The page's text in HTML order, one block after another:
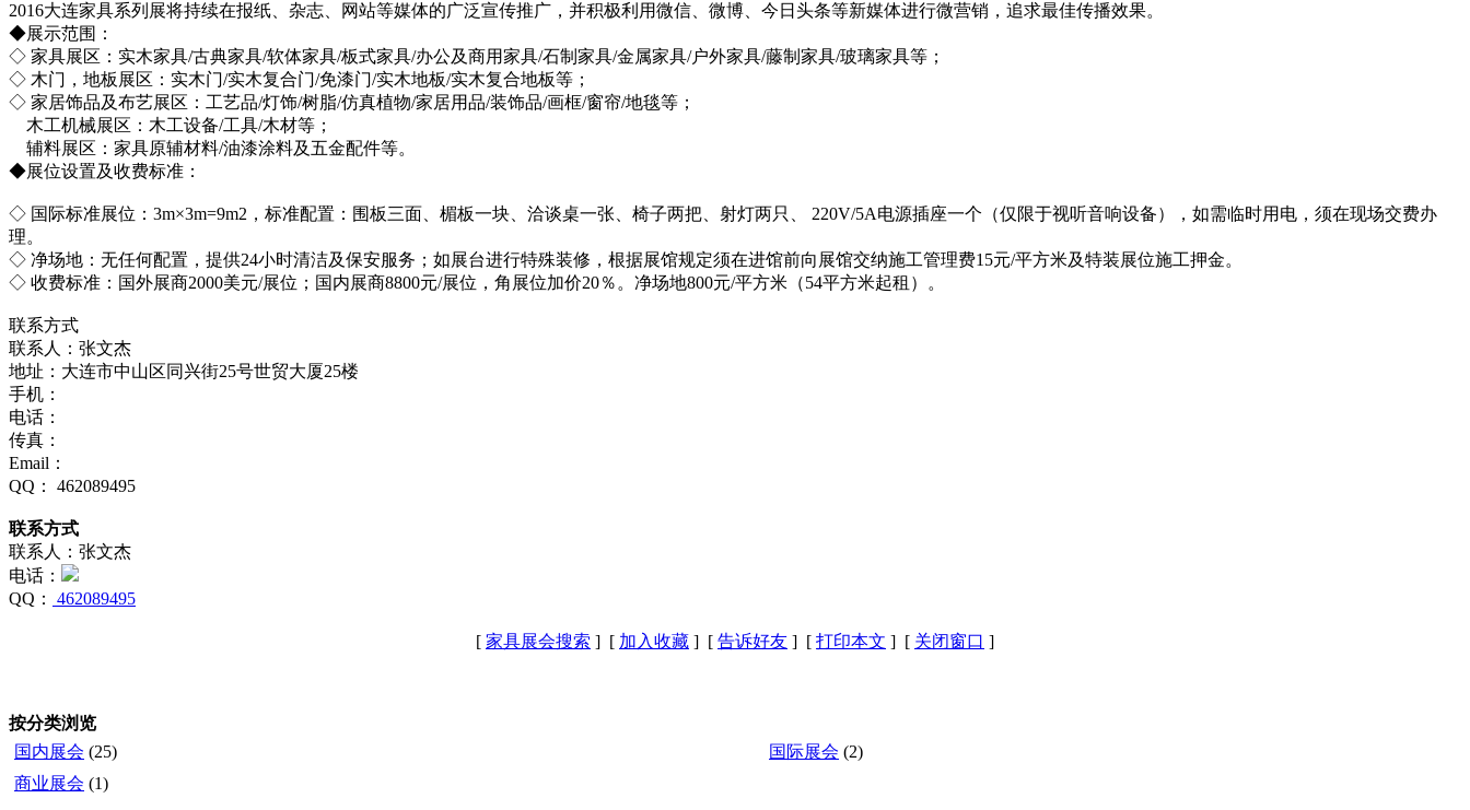
2016大连家具系列展将持续在报纸、杂志、网站等媒体的广泛宣传推广，并积极利用微信、微博、今日头条等新媒体进行微营销，追求最佳传播效果。
◆展示范围：
◇ 家具展区：实木家具/古典家具/软体家具/板式家具/办公及商用家具/石制家具/金属家具/户外家具/藤制家具/玻璃家具等；
◇ 木门，地板展区：实木门/实木复合门/免漆门/实木地板/实木复合地板等；
◇ 家居饰品及布艺展区：工艺品/灯饰/树脂/仿真植物/家居用品/装饰品/画框/窗帘/地毯等；
木工机械展区：木工设备/工具/木材等；
辅料展区：家具原辅材料/油漆涂料及五金配件等。
◆展位设置及收费标准：
◇ 国际标准展位：3m×3m=9m2，标准配置：围板三面、楣板一块、洽谈桌一张、椅子两把、射灯两只、 220V/5A电源插座一个（仅限于视听音响设备），如需临时用电，须在现场交费办
理。
◇ 净场地：无任何配置，提供24小时清洁及保安服务；如展台进行特殊装修，根据展馆规定须在进馆前向展馆交纳施工管理费15元/平方米及特装展位施工押金。
◇ 收费标准：国外展商2000美元/展位；国内展商8800元/展位，角展位加价20％。净场地800元/平方米（54平方米起租）。
联系方式
联系人：张文杰
地址：大连市中山区同兴街25号世贸大厦25楼
手机：
电话：
传真：
Email：
QQ： 462089495
联系方式
联系人：张文杰
电话：
QQ：
462089495
[ 家具展会搜索 ] [ 加入收藏 ] [ 告诉好友 ] [ 打印本文 ] [ 关闭窗口 ]
按分类浏览
国内展会 (25) 国际展会 (2)
商业展会 (1)